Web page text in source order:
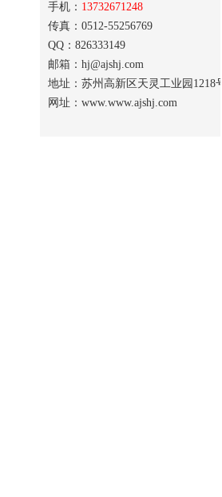
手机： 13732671248
传真：0512-55256769
QQ：826333149
邮箱：hj@ajshj.com
地址：苏州高新区天灵工业园1218号
网址：www.www.ajshj.com